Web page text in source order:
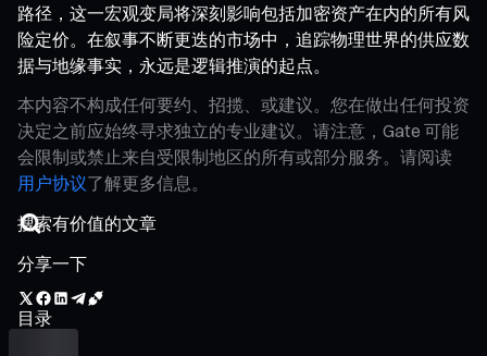
路径，这一宏观变局将深刻影响包括加密资产在内的所有风
险定价。在叙事不断更迭的市场中，追踪物理世界的供应数
据与地缘事实，永远是逻辑推演的起点。
本内容不构成任何要约、招揽、或建议。您在做出任何投资
决定之前应始终寻求独立的专业建议。请注意，Gate 可能
会限制或禁止来自受限制地区的所有或部分服务。请阅读
用户协议了解更多信息。
分享一下
目录